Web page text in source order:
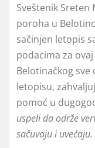
Sveštenik Sreten
poroha u
sačinjen letopis
podacima za
Belotinačkog sve
letopisu,
pomoć u
uspeli da održe
sačuvaju i uvećaju.